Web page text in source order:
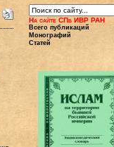
На сайте СПб ИВР РАН
Всего публикаций
Монографий
Статей